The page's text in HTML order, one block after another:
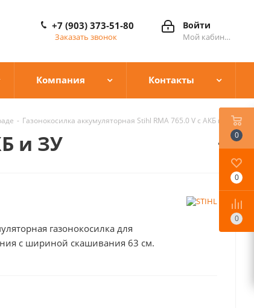
Войти
Мой кабинет
+7 (903) 373-51-80
Заказать звонок
Компания Контакты
- Газонокосилка аккумуляторная Stihl RMA 765.0 V с АКБ и ЗУ
и ЗУ
газонокосилка для
с шириной скашивания 63 см.
0
0
0